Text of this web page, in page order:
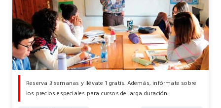
Reserva 3 semanas y llévate 1 gratis. Además, infórmate sobre
los precios especiales para cursos de larga duración.